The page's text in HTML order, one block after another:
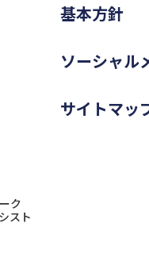
基本方針
ソーシャル
サイトマッ
ク
スト